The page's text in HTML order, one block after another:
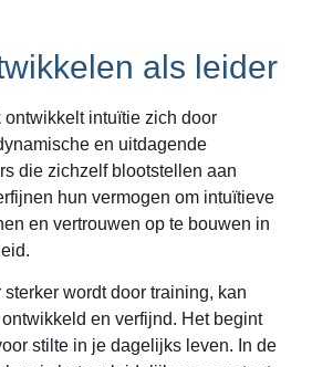
als leider
intuïtie zich door
en uitdagende
die zichzelf blootstellen aan
hun vermogen om intuïtieve
en vertrouwen op te bouwen in
wordt door training, kan
en verfijnd. Het begint
stilte in je dagelijks leven. In de